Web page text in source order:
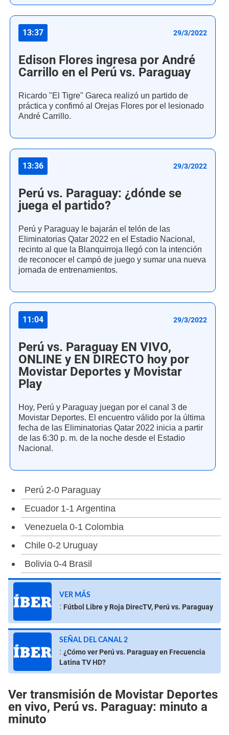
13:37 29/3/2022
Edison Flores ingresa por André
Carrillo en el Perú vs. Paraguay
Ricardo "El Tigre" Gareca realizó un partido de
práctica y confimó al Orejas Flores por el lesionado
André Carrillo.
13:36 29/3/2022
Perú vs. Paraguay: ¿dónde se
juega el partido?
Perú y Paraguay le bajarán el telón de las
Eliminatorias Qatar 2022 en el Estadio Nacional,
recinto al que la Blanquirroja llegó con la intención
de reconocer el campó de juego y sumar una nueva
jornada de entrenamientos.
11:04 29/3/2022
Perú vs. Paraguay EN VIVO,
ONLINE y EN DIRECTO hoy por
Movistar Deportes y Movistar
Play
Hoy, Perú y Paraguay juegan por el canal 3 de
Movistar Deportes. El encuentro válido por la última
fecha de las Eliminatorias Qatar 2022 inicia a partir
de las 6:30 p. m. de la noche desde el Estadio
Nacional.
Perú 2-0 Paraguay
Ecuador 1-1 Argentina
Venezuela 0-1 Colombia
Chile 0-2 Uruguay
Bolivia 0-4 Brasil
VER MÁS
: Fútbol Libre y Roja DirecTV, Perú vs. Paraguay
SEÑAL DEL CANAL 2
: ¿Cómo ver Perú vs. Paraguay en Frecuencia
Latina TV HD?
Ver transmisión de Movistar Deportes
en vivo, Perú vs. Paraguay: minuto a
minuto